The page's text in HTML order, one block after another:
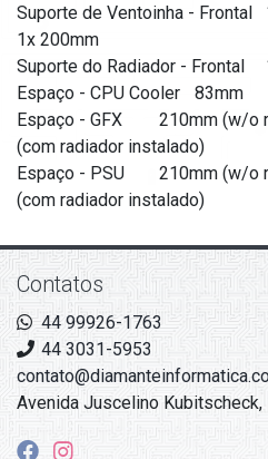
Suporte de Ventoinha - Frontal
1x 200mm
Suporte do Radiador - Frontal
Espaço - CPU Cooler
83mm
Espaço - GFX
210mm (w/o
(com radiador instalado)
Espaço - PSU
210mm (w/o
(com radiador instalado)
Contatos
44 99926-1763
44 3031-5953
Avenida Juscelino Kubitscheck,